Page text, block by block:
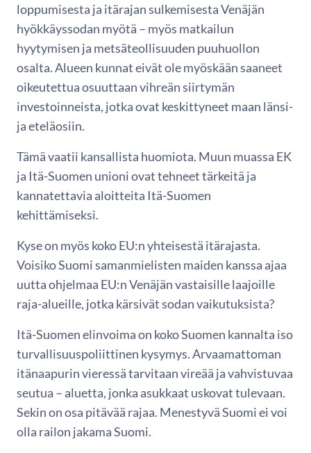
loppumisesta ja itärajan sulkemisesta Venäjän
hyökkäyssodan myötä – myös matkailun
hyytymisen ja metsäteollisuuden puuhuollon
osalta. Alueen kunnat eivät ole myöskään saaneet
oikeutettua osuuttaan vihreän siirtymän
investoinneista, jotka ovat keskittyneet maan länsi-
ja eteläosiin.
Tämä vaatii kansallista huomiota. Muun muassa EK
ja Itä-Suomen unioni ovat tehneet tärkeitä ja
kannatettavia aloitteita Itä-Suomen
kehittämiseksi.
Kyse on myös koko EU:n yhteisestä itärajasta.
Voisiko Suomi samanmielisten maiden kanssa ajaa
uutta ohjelmaa EU:n Venäjän vastaisille laajoille
raja-alueille, jotka kärsivät sodan vaikutuksista?
Itä-Suomen elinvoima on koko Suomen kannalta iso
turvallisuuspoliittinen kysymys. Arvaamattoman
itänaapurin vieressä tarvitaan vireää ja vahvistuvaa
seutua – aluetta, jonka asukkaat uskovat tulevaan.
Sekin on osa pitävää rajaa. Menestyvä Suomi ei voi
olla railon jakama Suomi.